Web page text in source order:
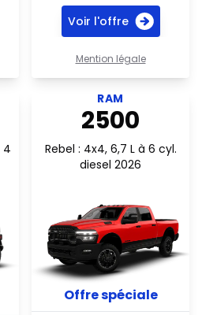
Voir l'offre
Mention légale
en financement
4
Voir l'offre Moteur diesel
RAM
2500
Rebel : 4x4, 6,7 L à 6 cyl.
diesel 2026
Offre spéciale